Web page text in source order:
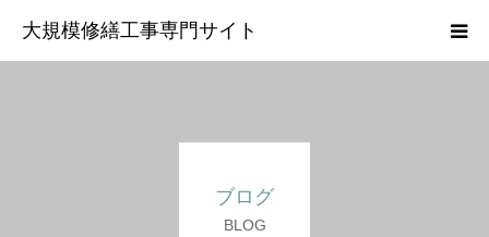
大規模修繕工事専門サイト
ブログ
BLOG